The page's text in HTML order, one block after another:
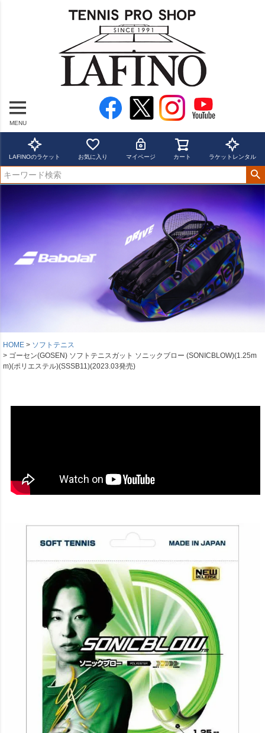
MENU
LAFINOのラケット お気に入り マイページ カート ラケットレンタル
HOME
ソフトテニス
ゴーセン(GOSEN) ソフトテニスガット ソニックブロー (SONICBLOW)(1.25m
m)(ポリエステル)(SSSB11)(2023.03発売)